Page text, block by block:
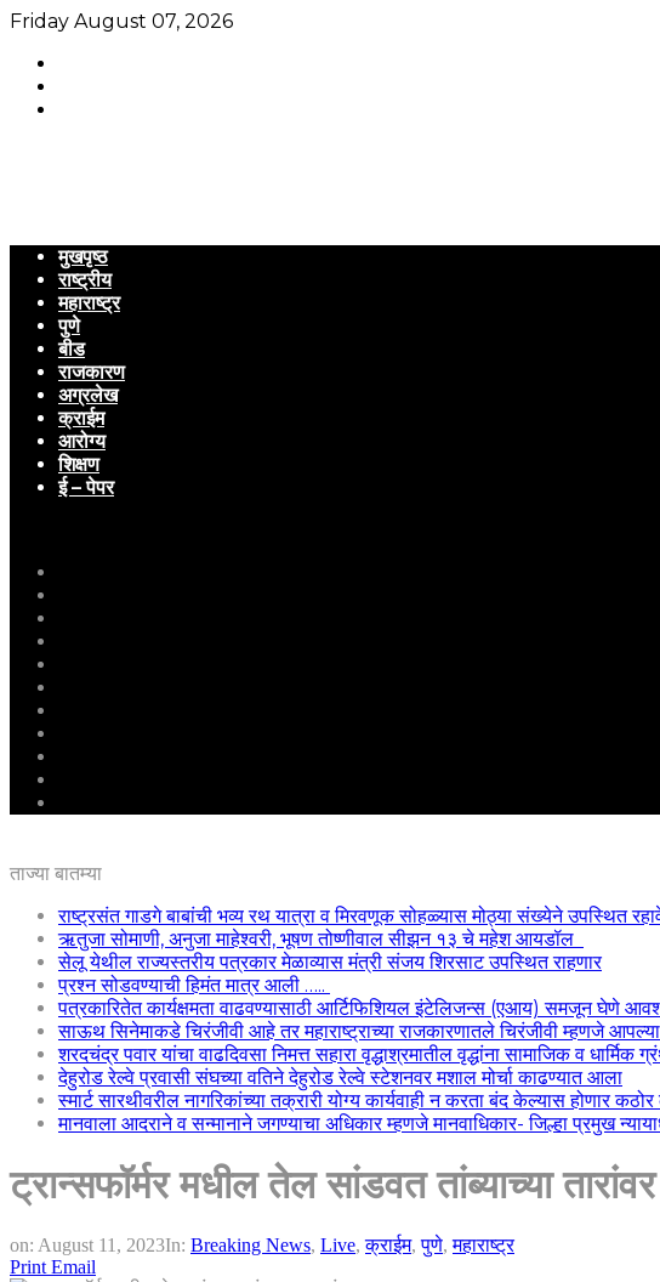
Friday August 07, 2026
मुखपृष्ठ
राष्ट्रीय
महाराष्ट्र
पुणे
बीड
राजकारण
अग्रलेख
क्राईम
आरोग्य
शिक्षण
ई – पेपर
ताज्या बातम्या
राष्ट्रसंत गाडगे बाबांची भव्य रथ यात्रा व मिरवणूक सोहळ्यास मोठ्या संख्येने उपस्थित
ऋतुजा सोमाणी, अनुजा माहेश्वरी, भूषण तोष्णीवाल सीझन १३ चे महेश आयडॉल
सेलू येथील राज्यस्तरीय पत्रकार मेळाव्यास मंत्री संजय शिरसाट उपस्थित राहणार
प्रश्न सोडवण्याची हिमंत मात्र आली …..
पत्रकारितेत कार्यक्षमता वाढवण्यासाठी आर्टिफिशियल इंटेलिजन्स (एआय) समजून घेणे
साऊथ सिनेमाकडे चिरंजीवी आहे तर महाराष्ट्राच्या राजकारणातले चिरंजीवी म्हणजे
शरदचंद्र पवार यांचा वाढदिवसा निमत्त सहारा वृद्धाश्रमातील वृद्धांना सामाजिक व धार्मिक
देहुरोड रेल्वे प्रवासी संघच्या वतिने देहुरोड रेल्वे स्टेशनवर मशाल मोर्चा काढण्यात आला
स्मार्ट सारथीवरील नागरिकांच्या तक्रारी योग्य कार्यवाही न करता बंद केल्यास होणार कठोर
मानवाला आदराने व सन्मानाने जगण्याचा अधिकार म्हणजे मानवाधिकार- जिल्हा प्रमुख
ट्रान्सफॉर्मर मधील तेल सांडवत तांब्याच्या
on: August 11, 2023In: Breaking News, Live,क्राईम,पुणे,महाराष्ट्र
Print Email